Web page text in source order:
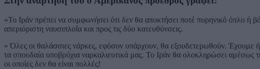
«Το Ιράν πρέπει να συμφωνήσει ότι δεν θα αποκτήσει ποτέ πυρηνικό όπλο ή
απεριόριστη ναυσιπλοΐα και προς τις δύο κατευθύνσεις.
» Όλες οι θαλάσσιες νάρκες, εφόσον υπάρχουν, θα εξουδετερωθούν. Έχουμε
τα σπουδαία υποβρύχια ναρκαλιευτικά μας. Το Ιράν θα ολοκληρώσει
οι οποίες δεν θα είναι πολλές!